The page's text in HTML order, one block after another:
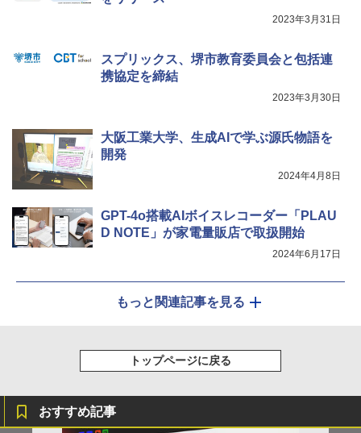
くもん出版(KUMON PUBLISHING) ロジ
上 KUMON LK-10
￥2,127
Fernrohr:実験用キャビネット
￥4,746
2023年3月31日
スプリックス、堺市教育委員会と包括連
携協定を締結
2023年3月30日
大阪工業大学、生成AIで学ぶ源氏物語を
開発
2024年4月8日
GPT-4o搭載AIボイスレコーダー「PLAU
D NOTE」が家電量販店で取扱開始
2024年6月17日
もっと関連記事を見る
トップページに戻る
おすすめ記事